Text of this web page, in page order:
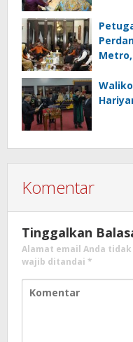
Komentar
Tinggalkan
Alamat email Anda
wajib ditandai *